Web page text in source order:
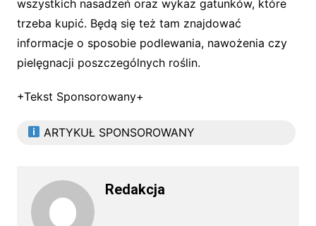
wszystkich nasadzeń oraz wykaz gatunków, które
trzeba kupić. Będą się też tam znajdować
informacje o sposobie podlewania, nawożenia czy
pielęgnacji poszczególnych roślin.
+Tekst Sponsorowany+
ARTYKUŁ SPONSOROWANY
Redakcja